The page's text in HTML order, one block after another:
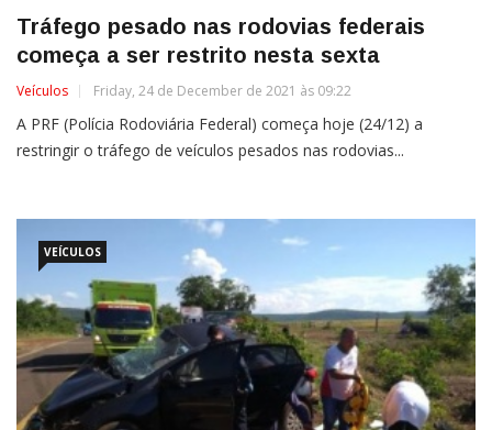
Tráfego pesado nas rodovias federais
começa a ser restrito nesta sexta
Veículos Friday, 24 de December de 2021 às 09:22
A PRF (Polícia Rodoviária Federal) começa hoje (24/12) a
restringir o tráfego de veículos pesados nas rodovias...
VEÍCULOS